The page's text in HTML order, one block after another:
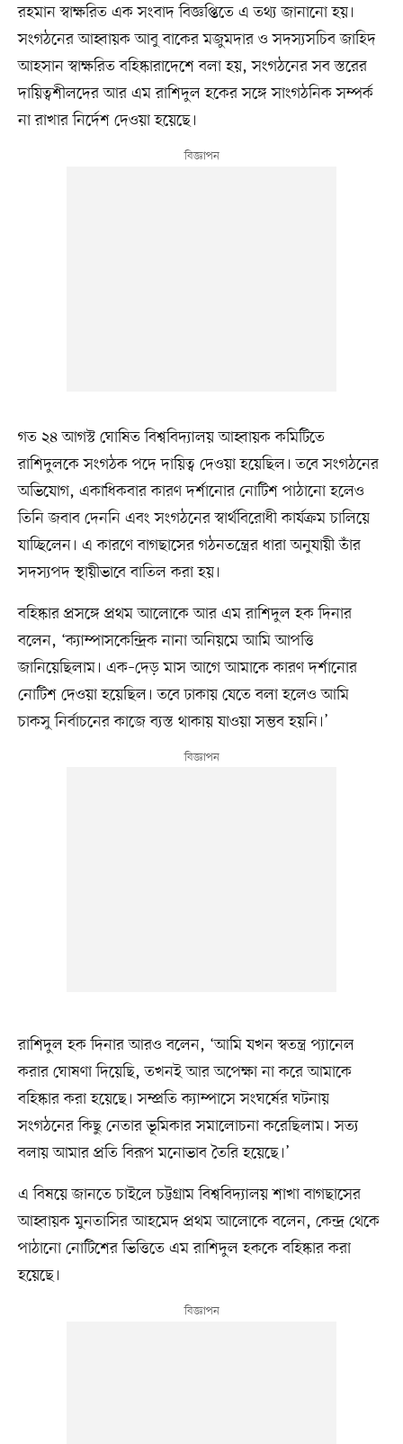
রহমান স্বাক্ষরিত এক সংবাদ বিজ্ঞপ্তিতে এ তথ্য জানানো হয়।
সংগঠনের আহ্বায়ক আবু বাকের মজুমদার ও সদস্যসচিব জাহিদ
আহসান স্বাক্ষরিত বহিষ্কারাদেশে বলা হয়, সংগঠনের সব স্তরের
দায়িত্বশীলদের আর এম রাশিদুল হকের সঙ্গে সাংগঠনিক সম্পর্ক
না রাখার নির্দেশ দেওয়া হয়েছে।
গত ২৪ আগস্ট ঘোষিত বিশ্ববিদ্যালয় আহ্বায়ক কমিটিতে
রাশিদুলকে সংগঠক পদে দায়িত্ব দেওয়া হয়েছিল। তবে সংগঠনের
অভিযোগ, একাধিকবার কারণ দর্শানোর নোটিশ পাঠানো হলেও
তিনি জবাব দেননি এবং সংগঠনের স্বার্থবিরোধী কার্যক্রম চালিয়ে
যাচ্ছিলেন। এ কারণে বাগছাসের গঠনতন্ত্রের ধারা অনুযায়ী তাঁর
সদস্যপদ স্থায়ীভাবে বাতিল করা হয়।
বহিষ্কার প্রসঙ্গে প্রথম আলোকে আর এম রাশিদুল হক দিনার
বলেন, ‘ক্যাম্পাসকেন্দ্রিক নানা অনিয়মে আমি আপত্তি
জানিয়েছিলাম। এক–দেড় মাস আগে আমাকে কারণ দর্শানোর
নোটিশ দেওয়া হয়েছিল। তবে ঢাকায় যেতে বলা হলেও আমি
চাকসু নির্বাচনের কাজে ব্যস্ত থাকায় যাওয়া সম্ভব হয়নি।’
রাশিদুল হক দিনার আরও বলেন, ‘আমি যখন স্বতন্ত্র প্যানেল
করার ঘোষণা দিয়েছি, তখনই আর অপেক্ষা না করে আমাকে
বহিষ্কার করা হয়েছে। সম্প্রতি ক্যাম্পাসে সংঘর্ষের ঘটনায়
সংগঠনের কিছু নেতার ভূমিকার সমালোচনা করেছিলাম। সত্য
বলায় আমার প্রতি বিরূপ মনোভাব তৈরি হয়েছে।’
এ বিষয়ে জানতে চাইলে চট্টগ্রাম বিশ্ববিদ্যালয় শাখা বাগছাসের
আহ্বায়ক মুনতাসির আহমেদ প্রথম আলোকে বলেন, কেন্দ্র থেকে
পাঠানো নোটিশের ভিত্তিতে এম রাশিদুল হককে বহিষ্কার করা
হয়েছে।